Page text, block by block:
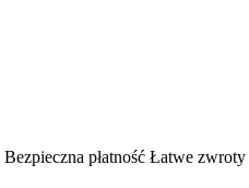
Bezpieczna płatność Łatwe zwroty